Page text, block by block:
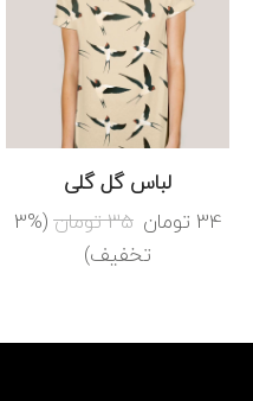
لباس گل گلی
34 تومان 35تومان (3%
تخفیف)